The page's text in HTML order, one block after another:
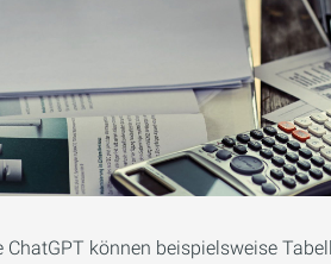
können beispielsweise